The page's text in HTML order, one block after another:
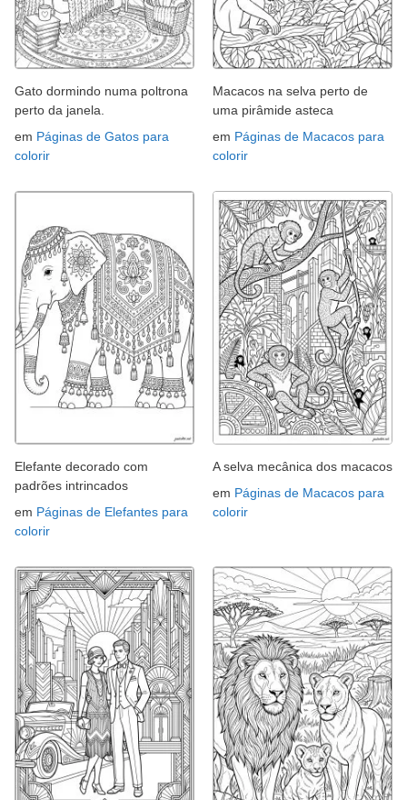
Gato dormindo numa poltrona
perto da janela.
em Páginas de Gatos para
colorir
Macacos na selva perto de
uma pirâmide asteca
em Páginas de Macacos para
colorir
Elefante decorado com
padrões intrincados
em Páginas de Elefantes para
colorir
A selva mecânica dos macacos
em Páginas de Macacos para
colorir